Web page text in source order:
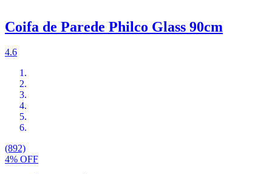
Coifa de Parede Philco Glass 90cm
4.6
(892)
4% OFF